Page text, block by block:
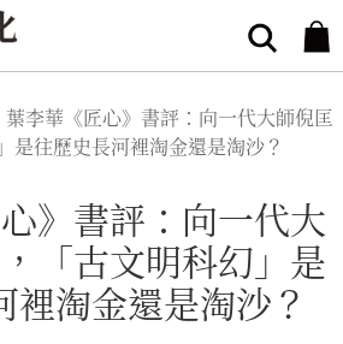
葉李華《匠心》書評：向一代大師倪匡
是往歷史長河裡淘金還是淘沙？
》書評：向一代大
「古文明科幻」是
裡淘金還是淘沙？